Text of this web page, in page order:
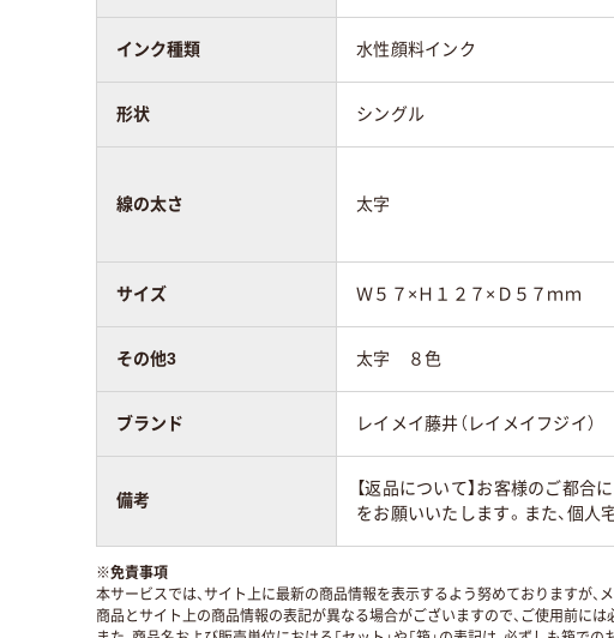
インク種類 水性顔料インク
形状 シングル
線の太さ 太字
サイズ Ｗ５７×Ｈ１２７×Ｄ５７ｍｍ
その他3 太字 ８色
ブランド レイメイ藤井（レイメイフジイ）
備考
【返品について】お客様のご都
をお願いいたします。また、個人
※免責事項
本サービスでは、サイト上に最新の商品情報を表示するよう努めておりますが、
商品とサイト上の商品情報の表記が異なる場合がございますので、ご使用前に